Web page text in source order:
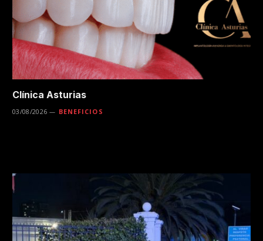
Clínica Asturias
03/08/2026 BENEFICIOS